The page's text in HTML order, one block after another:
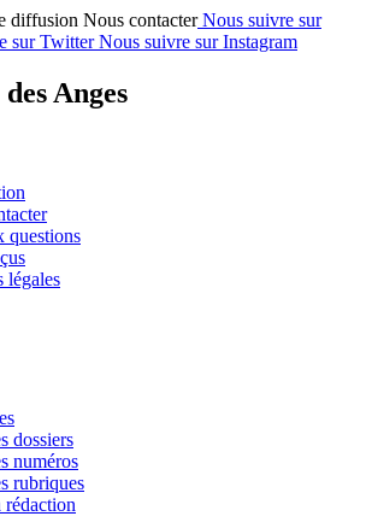
diffusion Nous contacter Nous suivre sur
sur Twitter Nous suivre sur Instagram
Anges
questions
légales
dossiers
numéros
rubriques
rédaction